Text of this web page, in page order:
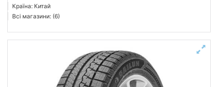
Країна: Китай
Всі магазини: (6)